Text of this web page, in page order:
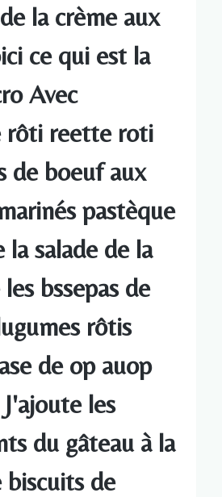
la crème aux
ce qui est la
Avec
rôti reette roti
de boeuf aux
pastèque
salade de la
bssepas de
rôtis
de op auop
les
du gâteau à la
de